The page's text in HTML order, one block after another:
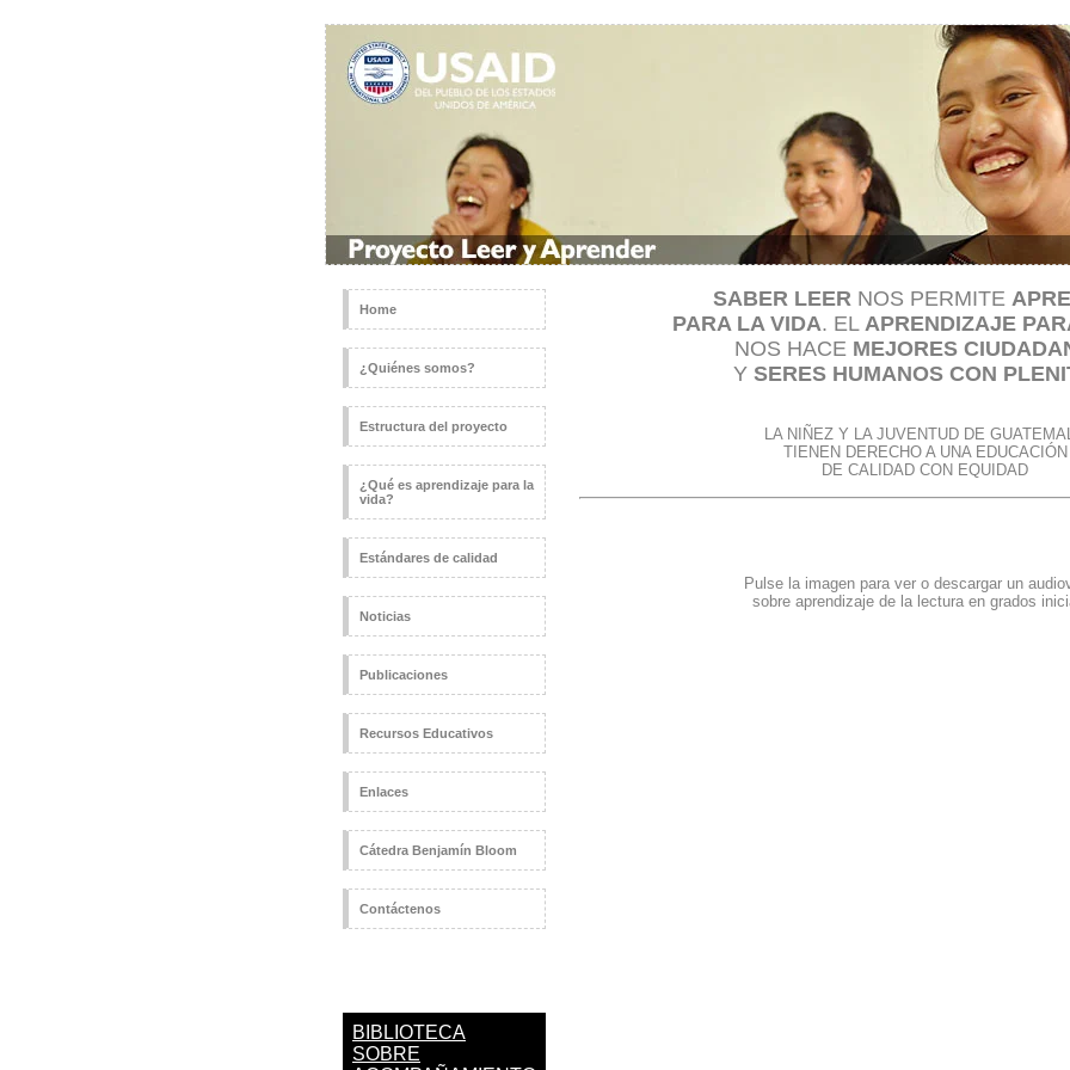
Home
¿Quiénes somos?
Estructura del proyecto
¿Qué es aprendizaje para la
vida?
Estándares de calidad
Noticias
Publicaciones
Recursos Educativos
Enlaces
Cátedra Benjamín Bloom
Contáctenos
BIBLIOTECA
SOBRE
SABER LEERNOS PERMITE
PARA LA VIDA. EL APRENDIZAJE
NOS HACE MEJORES
Y SERES HUMANOS CON
LA NIÑEZ Y LA JUVENTUD DE
TIENEN DERECHO A UNA EDUCACIÓN
DE CALIDAD CON EQUIDAD
Pulse la imagen para ver o descargar un
sobre aprendizaje de la lectura en grados